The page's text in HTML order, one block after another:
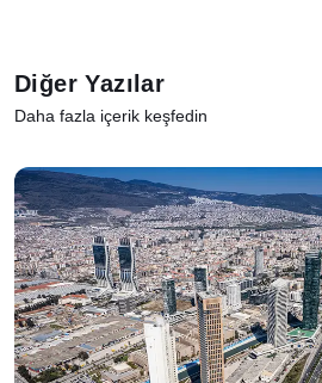
Diğer Yazılar
Daha fazla içerik keşfedin